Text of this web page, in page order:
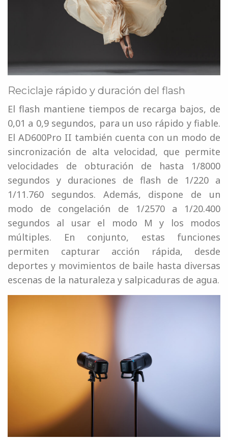
Reciclaje rápido y duración del flash
El flash mantiene tiempos de recarga bajos, de
0,01 a 0,9 segundos, para un uso rápido y fiable.
El AD600Pro II también cuenta con un modo de
sincronización de alta velocidad, que permite
velocidades de obturación de hasta 1/8000
segundos y duraciones de flash de 1/220 a
1/11.760 segundos. Además, dispone de un
modo de congelación de 1/2570 a 1/20.400
segundos al usar el modo M y los modos
múltiples. En conjunto, estas funciones
permiten capturar acción rápida, desde
deportes y movimientos de baile hasta diversas
escenas de la naturaleza y salpicaduras de agua.